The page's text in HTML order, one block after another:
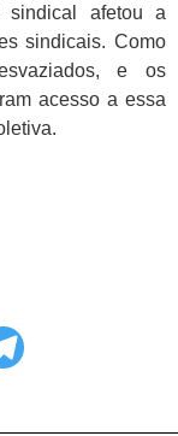
afetou a
sindicais. Como
e os
acesso a essa